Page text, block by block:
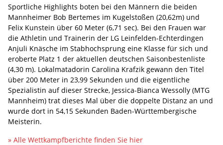
Sportliche Highlights boten bei den Männern die beiden
Mannheimer Bob Bertemes im Kugelstoßen (20,62m) und
Felix Kunstein über 60 Meter (6,71 sec). Bei den Frauen war
die Athletin und Trainerin der LG Leinfelden-Echterdingen
Anjuli Knäsche im Stabhochsprung eine Klasse für sich und
eroberte Platz 1 der aktuellen deutschen Saisonbestenliste
(4,30 m). Lokalmatadorin Carolina Krafzik gewann den Titel
über 200 Meter in 23,99 Sekunden und die eigentliche
Spezialistin auf dieser Strecke, Jessica-Bianca Wessolly (MTG
Mannheim) trat dieses Mal über die doppelte Distanz an und
wurde dort in 54,15 Sekunden Baden-Württembergische
Meisterin.
» Alle Wettkampfberichte finden Sie hier